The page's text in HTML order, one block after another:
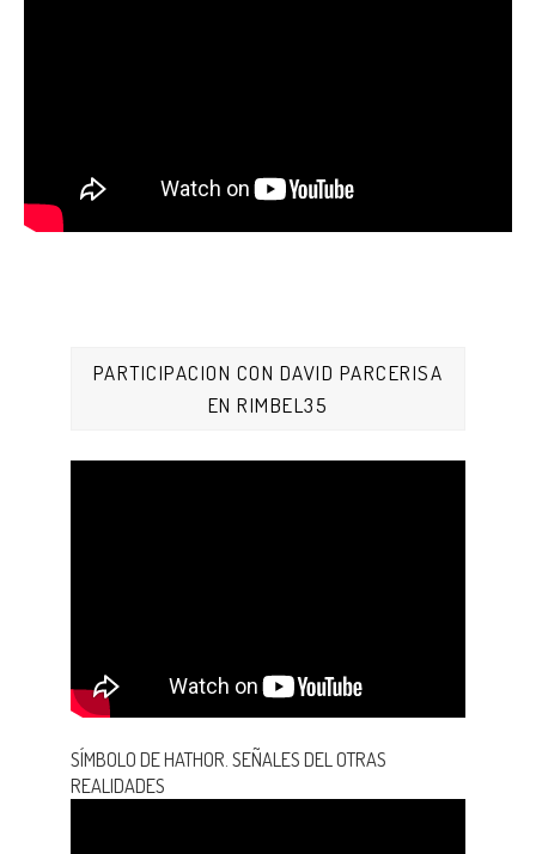
PARTICIPACION CON DAVID PARCERISA
EN RIMBEL35
SÍMBOLO DE HATHOR. SEÑALES DEL OTRAS
REALIDADES